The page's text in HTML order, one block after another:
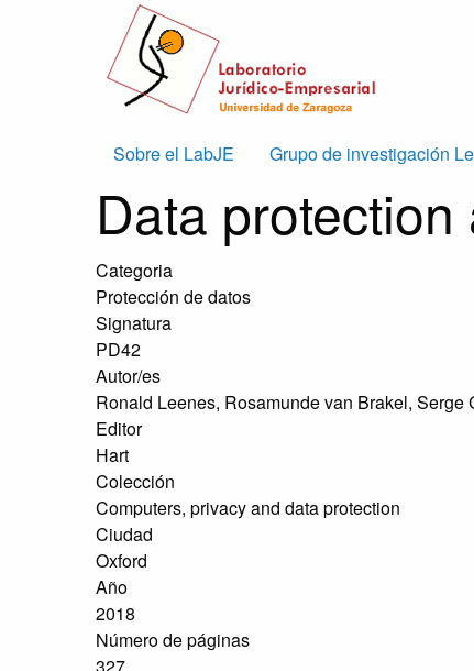
Skip to main content
Main
navigation
Sobre el LabJE Grupo de investigación
Data
Categoria
Protección de datos
Signatura
PD42
Autor/es
Ronald Leenes, Rosamunde van Brakel, Serge
Editor
Hart
Colección
Computers, privacy and data protection
Ciudad
Oxford
Año
2018
Número de páginas